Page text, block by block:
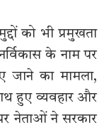
को भी प्रमुखता
के नाम पर
जाने का मामला,
हुए व्यवहार और
नेताओं ने सरकार